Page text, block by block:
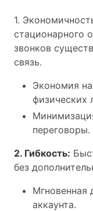
1.
стационарного
звонков
связь.
Экономия
физических
переговоры.
2. Гибкость:
без
Мгновенная
аккаунта.